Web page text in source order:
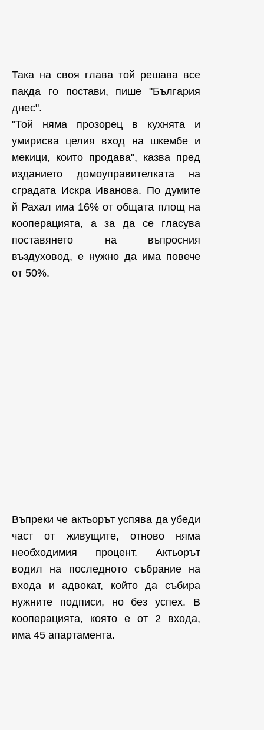
Така на своя глава той решава все
пакда го постави, пише "България
днес".
"Той няма прозорец в кухнята и
умирисва целия вход на шкембе и
мекици, които продава", казва пред
изданието домоуправителката на
сградата Искра Иванова. По думите
й Рахал има 16% от общата площ на
кооперацията, а за да се гласува
поставянето на въпросния
въздуховод, е нужно да има повече
от 50%.
Въпреки че актьорът успява да убеди
част от живущите, отново няма
необходимия процент. Актьорът
водил на последното събрание на
входа и адвокат, който да събира
нужните подписи, но без успех. В
кооперацията, която е от 2 входа,
има 45 апартамента.